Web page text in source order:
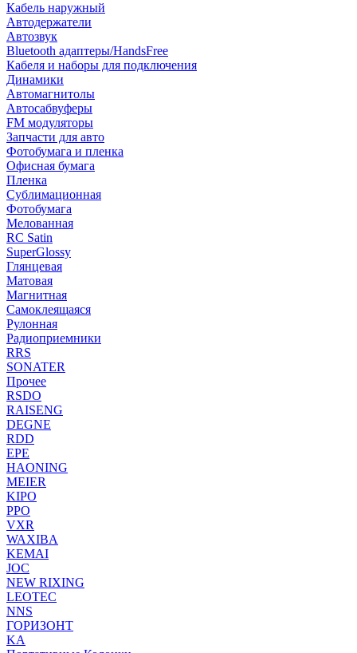
Кабель наружный
Автодержатели
Автозвук
Bluetooth адаптеры/HandsFree
Кабеля и наборы для подключения
Динамики
Автомагнитолы
Автосабвуферы
FM модуляторы
Запчасти для авто
Фотобумага и пленка
Офисная бумага
Пленка
Сублимационная
Фотобумага
Мелованная
RC Satin
SuperGlossy
Глянцевая
Матовая
Магнитная
Самоклеящаяся
Рулонная
Радиоприемники
RRS
SONATER
Прочее
RSDO
RAISENG
DEGNE
RDD
EPE
HAONING
MEIER
KIPO
PPO
VXR
WAXIBA
KEMAI
JOC
NEW RIXING
LEOTEC
NNS
ГОРИЗОНТ
KA